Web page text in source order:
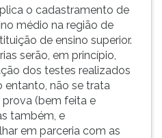
o cadastramento de
médio na região de
de ensino superior.
serão, em princípio,
dos testes realizados
entanto, não se trata
prova (bem feita e
também, e
em parceria com as